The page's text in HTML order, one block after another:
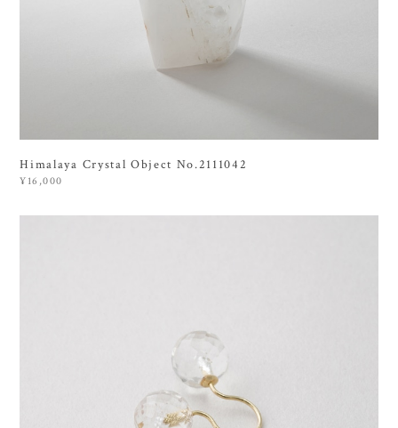
Himalaya Crystal Object No.2111042
¥16,000